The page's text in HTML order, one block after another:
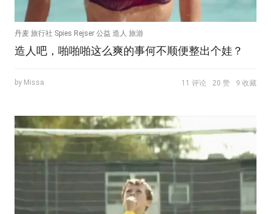
丹麦 旅行社 Spies Rejser 公益 造人 旅游
造人吧，啪啪啪这么爽的事何不顺便整出个娃？
by Missa 11 评论 20 赞 9 收藏